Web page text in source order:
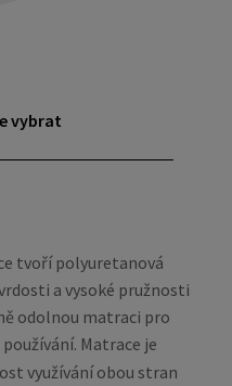
vybrat
tvoří polyuretanová
a vysoké pružnosti
odolnou matraci pro
Matrace je
využívání obou stran